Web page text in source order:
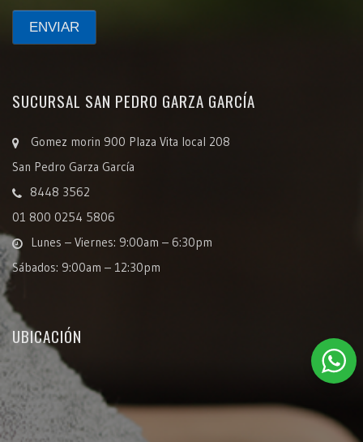
SUCURSAL SAN PEDRO GARZA GARCÍA
Gomez morin 900 Plaza Vita local 208
San Pedro Garza García
8448 3562
01 800 0254 5806
Lunes – Viernes: 9:00am – 6:30pm
Sábados: 9:00am – 12:30pm
UBICACIÓN